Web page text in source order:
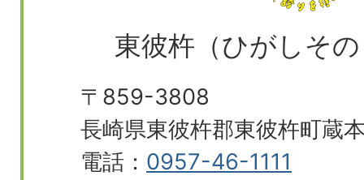
東彼杵（ひがしそ
〒859-3808
長崎県東彼杵郡東彼杵町蔵
電話： 0957-46-1111